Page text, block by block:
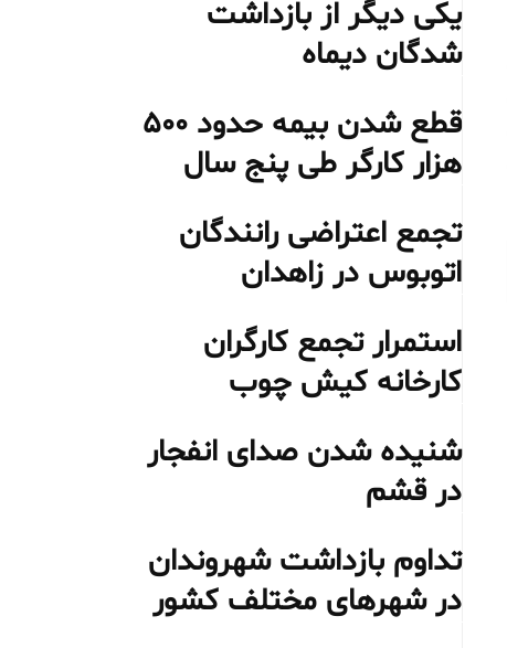
یکی دیگر از بازداشت
شدگان دیماه
قطع شدن بیمه حدود ۵۰۰
هزار کارگر طی پنج سال
تجمع اعتراضی رانندگان
اتوبوس در زاهدان
استمرار تجمع کارگران
کارخانه کیش چوب
شنیده شدن صدای انفجار
در قشم
تداوم بازداشت شهروندان
در شهرهای مختلف کشور